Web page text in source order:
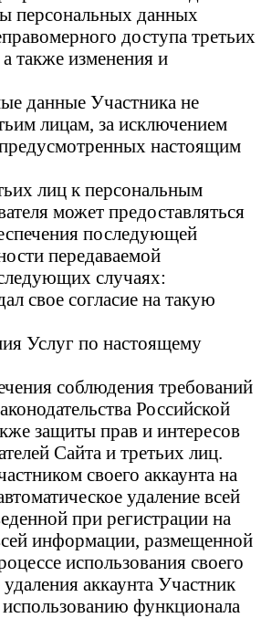
персональных данных
доступа третьих
также изменения и
данные Участника не
лицам, за исключением
настоящим
лиц к персональным
может предоставляться
последующей
передаваемой
случаях:
свое согласие на такую
Услуг по настоящему
соблюдения требований
Российской
защиты прав и интересов
Сайта и третьих лиц.
своего аккаунта на
удаление всей
при регистрации на
информации, размещенной
использования своего
аккаунта Участник
использованию функционала